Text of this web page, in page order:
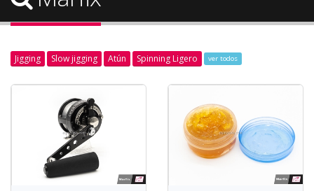
Jigging Slow jigging Atún Spinning Ligero ver todos